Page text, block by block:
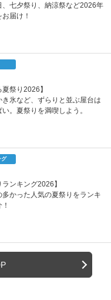
、七夕祭り、納涼祭など2026年
届け！
夏祭り2026】
き氷など、ずらりと並ぶ屋台は
。夏祭りを満喫しよう。
グ
ランキング2026】
多かった人気の夏祭りをランキ